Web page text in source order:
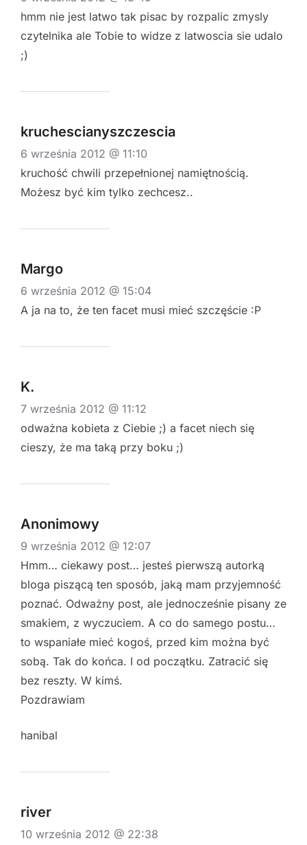
hmm nie jest latwo tak pisac by rozpalic zmysly
czytelnika ale Tobie to widze z latwoscia sie udalo
;)
kruchescianyszczescia
6 września 2012 @ 11:10
kruchość chwili przepełnionej namiętnością.
Możesz być kim tylko zechcesz..
Margo
6 września 2012 @ 15:04
A ja na to, że ten facet musi mieć szczęście :P
K.
7 września 2012 @ 11:12
odważna kobieta z Ciebie ;) a facet niech się
cieszy, że ma taką przy boku ;)
Anonimowy
9 września 2012 @ 12:07
Hmm… ciekawy post… jesteś pierwszą autorką
bloga piszącą ten sposób, jaką mam przyjemność
poznać. Odważny post, ale jednocześnie pisany ze
smakiem, z wyczuciem. A co do samego postu…
to wspaniałe mieć kogoś, przed kim można być
sobą. Tak do końca. I od początku. Zatracić się
bez reszty. W kimś.
Pozdrawiam
hanibal
river
10 września 2012 @ 22:38